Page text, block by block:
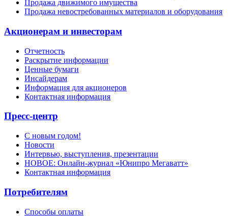
Продажа движимого имущества
Продажа невостребованных материалов и оборудования
Акционерам и инвесторам
Отчетность
Раскрытие информации
Ценные бумаги
Инсайдерам
Информация для акционеров
Контактная информация
Пресс-центр
С новым годом!
Новости
Интервью, выступления, презентации
НОВОЕ: Онлайн-журнал «Юнипро Мегаватт»
Контактная информация
Потребителям
Способы оплаты